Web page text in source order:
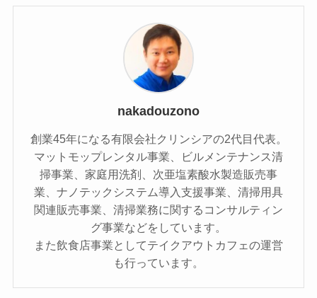
nakadouzono
創業45年になる有限会社クリンシアの2代目代表。
マットモップレンタル事業、ビルメンテナンス清
掃事業、家庭用洗剤、次亜塩素酸水製造販売事
業、ナノテックシステム導入支援事業、清掃用具
関連販売事業、清掃業務に関するコンサルティン
グ事業などをしています。
また飲食店事業としてテイクアウトカフェの運営
も行っています。